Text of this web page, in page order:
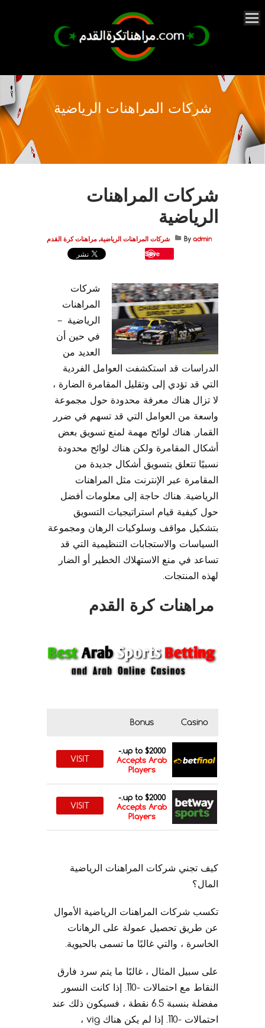
شركات المراهنات الرياضية
شركات المراهنات
الرياضية
By admin شركات المراهنات الرياضية, مراهنات كرة القدم
Save
شركات
المراهنات
الرياضية –
في حين أن
العديد من
الدراسات قد استكشفت العوامل الفردية
التي قد تؤدي إلى وتقليل المقامرة الضارة ،
لا تزال هناك معرفة محدودة حول مجموعة
واسعة من العوامل التي قد تسهم في ضرر
القمار. هناك لوائح مهمة لمنع تسويق بعض
أشكال المقامرة ولكن هناك لوائح محدودة
نسبيًا تتعلق بتسويق أشكال جديدة من
المقامرة عبر الإنترنت مثل المراهنات
الرياضية. هناك حاجة إلى معلومات أفضل
حول كيفية قيام استراتيجيات التسويق
بتشكيل مواقف وسلوكيات الرهان ومجموعة
السياسات والاستجابات التنظيمية التي قد
تساعد في منع الاستهلاك الخطير أو الضار
لهذه المنتجات.
مراهنات كرة القدم
Casino
Bonus
up to $2000.-
Accepts Arab
Players
VISIT
up to $2000.-
Accepts Arab
Players
VISIT
كيف تجني شركات المراهنات الرياضية
المال؟
تكسب شركات المراهنات الرياضية الأموال
عن طريق تحصيل عمولة على الرهانات
الخاسرة ، والتي غالبًا ما تسمى بالحيوية.
على سبيل المثال ، غالبًا ما يتم سرد فارق
النقاط مع احتمالات -110. إذا كانت النسور
مفضلة بنسبة 6.5 نقطة ، فسيكون ذلك عند
احتمالات -110. إذا لم يكن هناك vig ،